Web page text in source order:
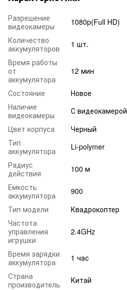
Разрешение
видеокамеры
1080p(Full HD)
Количество
аккумуляторов
1 шт.
Время работы
от
аккумулятора
12 мин
Состояние
Новое
Наличие
видеокамеры
С видеокамерой
Цвет корпуса
Черный
Тип
аккумулятора
Li-polymer
Радиус
действия
100 м
Емкость
аккумулятора
900
Тип модели
Квадрокоптер
Частота
управления
игрушки
2.4GHz
Время зарядки
аккумулятора
1 час
Страна
производитель
Китай